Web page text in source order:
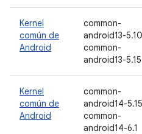
Kernel
común de
Android
common-
android13-5.10
common-
android13-5.15
Kernel
común de
Android
common-
android14-5.15
common-
android14-6.1